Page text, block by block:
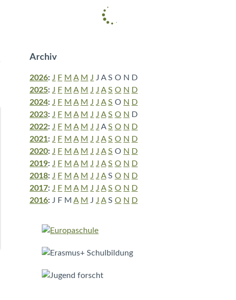
Archiv
2026: J F M A M J J A S O N D
2025: J F M A M J J A S O N D
2024: J F M A M J J A S O N D
2023: J F M A M J J A S O N D
2022: J F M A M J J A S O N D
2021: J F M A M J J A S O N D
2020: J F M A M J J A S O N D
2019: J F M A M J J A S O N D
2018: J F M A M J J A S O N D
2017: J F M A M J J A S O N D
2016: J F M A M J J A S O N D